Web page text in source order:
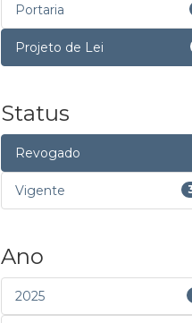
Portaria
Projeto de Lei
Status
Revogado
Vigente
Ano
2025